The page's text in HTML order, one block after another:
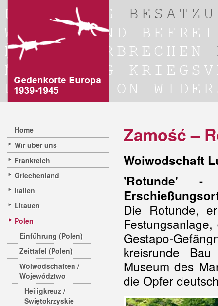
Home
Wir über uns
Frankreich
Griechenland
Italien
Litauen
Polen
Einführung (Polen)
Zeittafel (Polen)
Woiwodschaften /
Województwo
Heiligkreuz /
Swiętokrzyskie
Zamość –
Woiwodschaft
'Rotunde' -
Die Rotunde,
Gestapo-
kreisrunde
Museum des
die Opfer